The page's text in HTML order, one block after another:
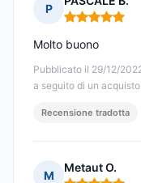
P
Nota: 5 su 5
Pubblicato il 29/12/
a seguito di un
Molto buono
Recensione tradotta
M
Metaut O.